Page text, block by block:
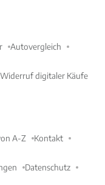
Autovergleich
Widerruf digitaler Käufe
A-Z Kontakt
Datenschutz